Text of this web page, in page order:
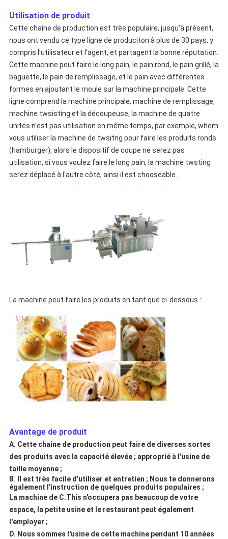
Utilisation de produit
Cette chaîne de production est très populaire, jusqu'à présent,
nous ont vendu ce type ligne de produciton à plus de 30 pays, y
compris l'utilisateur et l'agent, et partagent la bonne réputation.
Cette machine peut faire le long pain, le pain rond, le pain grillé, la
baguette, le pain de remplissage, et le pain avec différentes
formes en ajoutant le moule sur la machine principale. Cette
ligne comprend la machine principale, machine de remplissage,
machine twsisting et la découpeuse, la machine de quatre
unités n'est pas utilisation en même temps, par exemple, whem
vous utiliser la machine de twsitng pour faire les produits ronds
(hamburger), alors le dispositif de coupe ne serez pas
utilisation, si vous voulez faire le long pain, la machine twsting
serez déplacé à l'autre côté, ainsi il est chooseable.
La machine peut faire les produits en tant que ci-dessous :
Avantage de produit
A. Cette chaîne de production peut faire de diverses sortes
des produits avec la capacité élevée ; approprié à l'usine de
taille moyenne ;
B. Il est très facile d'utiliser et entretien ; Nous te donnerons
également l'instruction de quelques produits populaires ;
La machine de C.This n'occupera pas beaucoup de votre
espace, la petite usine et le restaurant peut également
l'employer ;
D. Nous sommes l'usine de cette machine pendant 10 années